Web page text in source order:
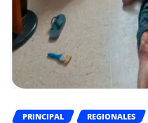
PRINCIPAL REGIONALES